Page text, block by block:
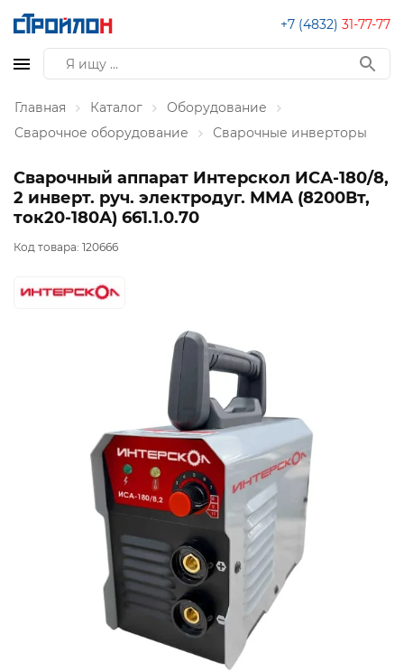
+7 (4832) 31-77-77
Главная Каталог
Оборудование
Сварочное оборудование
Сварочные инверторы
Сварочный аппарат Интерскол ИСА-180/8,
2 инверт. руч. электродуг. ММА (8200Вт,
ток20-180А) 661.1.0.70
Код товара: 120666